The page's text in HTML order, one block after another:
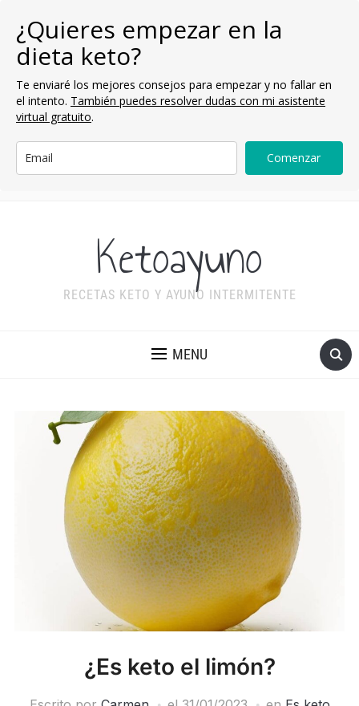
¿Quieres empezar en la
dieta keto?
Te enviaré los mejores consejos para empezar y no fallar en
el intento. También puedes resolver dudas con mi asistente
virtual gratuito.
Comenzar
Ketoayuno
RECETAS KETO Y AYUNO INTERMITENTE
MENU
¿Es keto el limón?